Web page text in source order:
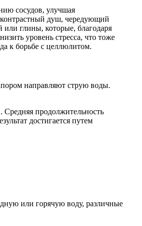
сосудов, улучшая
душ, чередующий
или глины, которые, благодаря
уровень стресса, что тоже
к борьбе с целлюлитом.
направляют струю воды.
продолжительность
достигается путем
или горячую воду, различные